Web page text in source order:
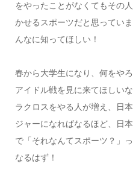
をやったことがなくてもその
かせるスポーツだと思ってい
んなに知ってほしい！
春から大学生になり、何をや
アイドル戦を見に来てほしい
ラクロスをやる人が増え、日
ジャーになればなるほど、日
で「それなんてスポーツ？」
なるはず！